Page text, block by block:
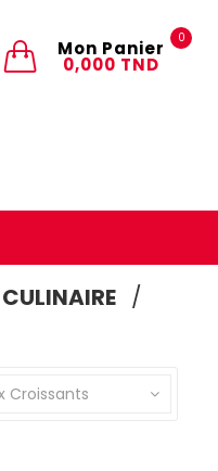
0
Mon Panier
0,000 TND
Croissants